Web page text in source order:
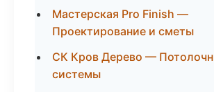
Мастерская Pro Finish —
Проектирование и сметы
СК Кров Дерево —
системы